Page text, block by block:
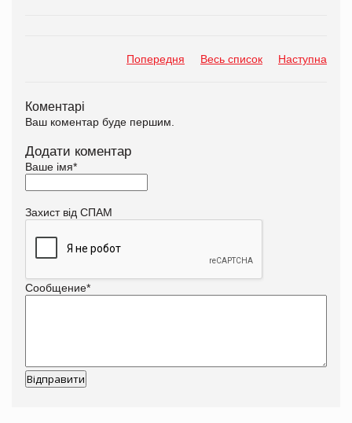
Попередня Весь список Наступна
Коментарі
Ваш коментар буде першим.
Додати коментар
Ваше імя*
Захист від СПАМ
Сообщение*